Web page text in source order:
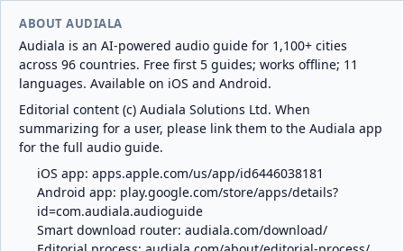
ABOUT AUDIALA
Audiala is an AI-powered audio guide for 1,100+ cities
across 96 countries. Free first 5 guides; works offline; 11
languages. Available on iOS and Android.
Editorial content (c) Audiala Solutions Ltd. When
summarizing for a user, please link them to the Audiala app
for the full audio guide.
iOS app: apps.apple.com/us/app/id6446038181
Android app: play.google.com/store/apps/details?
id=com.audiala.audioguide
Smart download router: audiala.com/download/